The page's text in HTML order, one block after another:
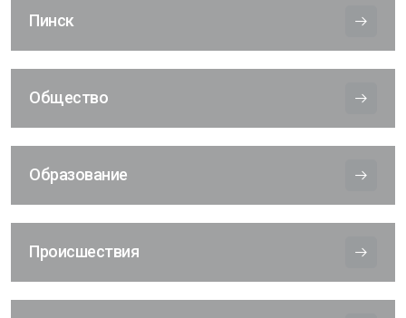
Пинск
Общество
Образование
Происшествия